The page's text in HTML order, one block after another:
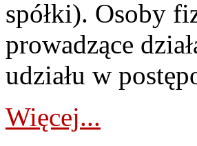
spółki). Osoby
prowadzące
udziału w
Więcej...